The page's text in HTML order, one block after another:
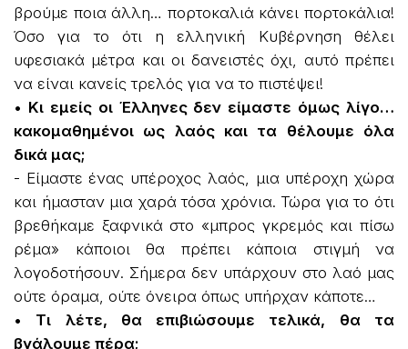
βρούμε ποια άλλη… πορτοκαλιά κάνει πορτοκάλια!
Όσο για το ότι η ελληνική Κυβέρνηση θέλει
υφεσιακά μέτρα και οι δανειστές όχι, αυτό πρέπει
να είναι κανείς τρελός για να το πιστέψει!
• Κι εμείς οι Έλληνες δεν είμαστε όμως λίγο…
κακομαθημένοι ως λαός και τα θέλουμε όλα
δικά μας;
- Είμαστε ένας υπέροχος λαός, μια υπέροχη χώρα
και ήμασταν μια χαρά τόσα χρόνια. Τώρα για το ότι
βρεθήκαμε ξαφνικά στο «μπρος γκρεμός και πίσω
ρέμα» κάποιοι θα πρέπει κάποια στιγμή να
λογοδοτήσουν. Σήμερα δεν υπάρχουν στο λαό μας
ούτε όραμα, ούτε όνειρα όπως υπήρχαν κάποτε…
• Τι λέτε, θα επιβιώσουμε τελικά, θα τα
βγάλουμε πέρα;